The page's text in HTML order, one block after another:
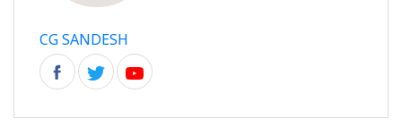
CG SANDESH